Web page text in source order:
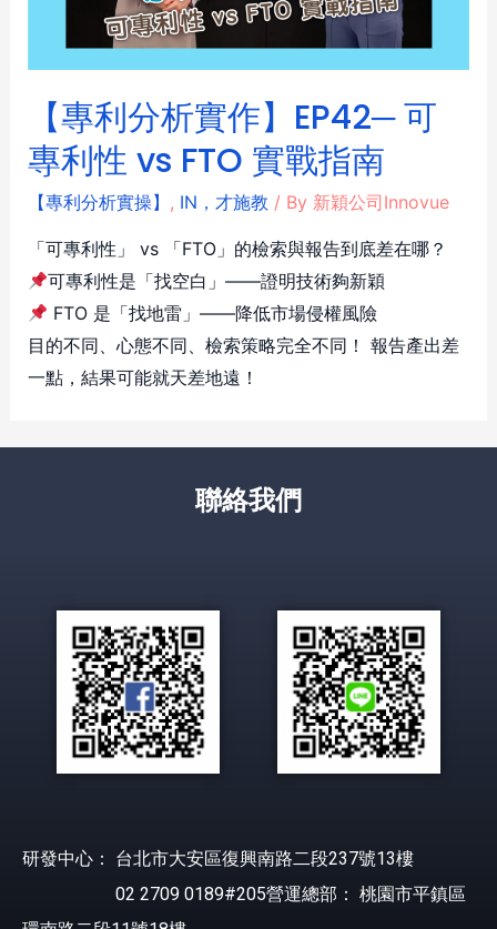
【專利分析實作】EP42─ 可
專利性 vs FTO 實戰指南
【專利分析實操】 , IN，才施教 / By 新穎公司Innovue
「可專利性」 vs 「FTO」的檢索與報告到底差在哪？
可專利性是「找空白」——證明技術夠新穎
FTO 是「找地雷」——降低市場侵權風險
目的不同、心態不同、檢索策略完全不同！ 報告產出差
一點，結果可能就天差地遠！
聯絡我們
研發中心： 台北市大安區復興南路二段237號13樓
02 2709 0189#205營運總部： 桃園市平鎮區